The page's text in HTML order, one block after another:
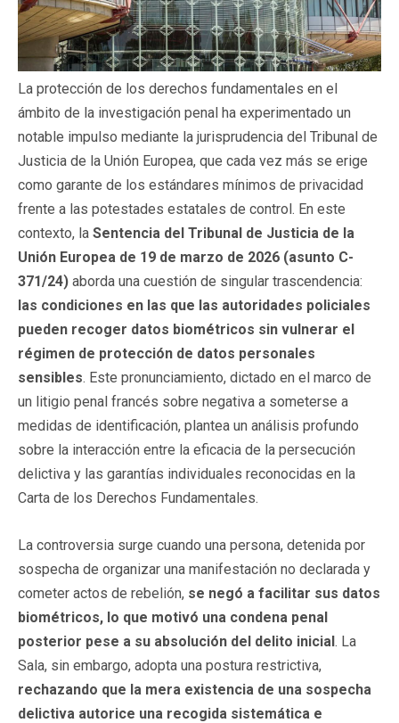
La protección de los derechos fundamentales en el
ámbito de la investigación penal ha experimentado un
notable impulso mediante la jurisprudencia del Tribunal de
Justicia de la Unión Europea, que cada vez más se erige
como garante de los estándares mínimos de privacidad
frente a las potestades estatales de control. En este
contexto, la Sentencia del Tribunal de Justicia de la
Unión Europea de 19 de marzo de 2026 (asunto C-
371/24) aborda una cuestión de singular trascendencia:
las condiciones en las que las autoridades policiales
pueden recoger datos biométricos sin vulnerar el
régimen de protección de datos personales
sensibles. Este pronunciamiento, dictado en el marco de
un litigio penal francés sobre negativa a someterse a
medidas de identificación, plantea un análisis profundo
sobre la interacción entre la eficacia de la persecución
delictiva y las garantías individuales reconocidas en la
Carta de los Derechos Fundamentales.
La controversia surge cuando una persona, detenida por
sospecha de organizar una manifestación no declarada y
cometer actos de rebelión, se negó a facilitar sus datos
biométricos, lo que motivó una condena penal
posterior pese a su absolución del delito inicial. La
Sala, sin embargo, adopta una postura restrictiva,
rechazando que la mera existencia de una sospecha
delictiva autorice una recogida sistemática e